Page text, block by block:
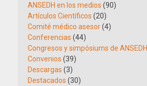
ANSEDH en los medios (90)
Artículos Científicos (20)
Comité médico asesor(4)
Conferencias (44)
Congresos y simpósiums de ANSEDH
Convenios (39)
Descargas (3)
Destacados (30)